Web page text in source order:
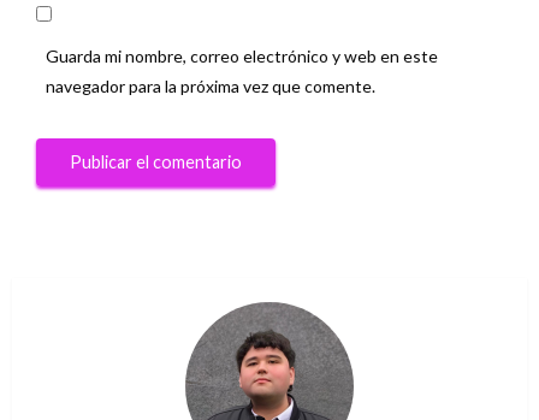
Guarda mi nombre, correo electrónico y web en este
navegador para la próxima vez que comente.